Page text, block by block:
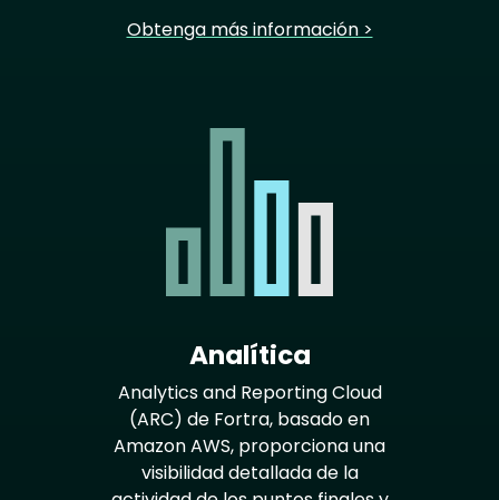
Obtenga más información >
Analítica
Analytics and Reporting Cloud
(ARC) de Fortra, basado en
Amazon AWS, proporciona una
visibilidad detallada de la